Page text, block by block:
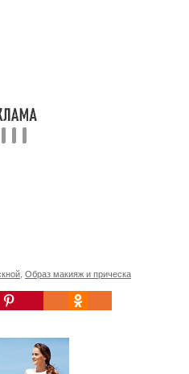
Образ макияж и прическа